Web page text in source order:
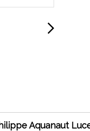
Aquanaut